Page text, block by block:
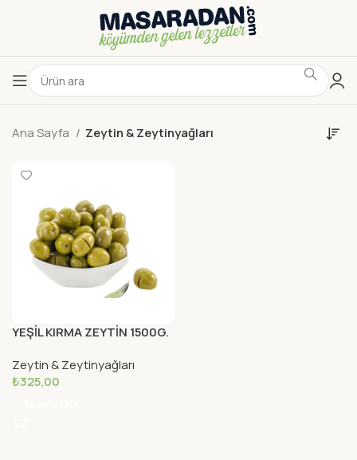
Ana Sayfa Zeytin & Zeytinyağları
YEŞİL KIRMA ZEYTİN 1500G.
Zeytin & Zeytinyağları
₺325,00